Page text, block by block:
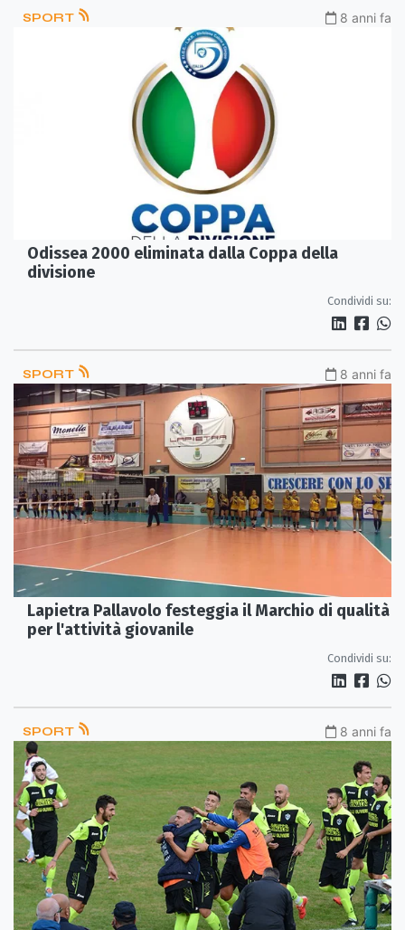
SPORT 8 anni fa
Odissea 2000 eliminata dalla Coppa della
divisione
Condividi su:
SPORT 8 anni fa
Lapietra Pallavolo festeggia il Marchio di qualità
per l'attività giovanile
Condividi su:
SPORT 8 anni fa